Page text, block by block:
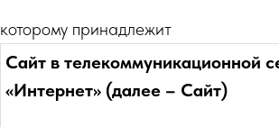
которому принадлежит
Сайт в телекоммуникационной
«Интернет» (далее – Сайт)